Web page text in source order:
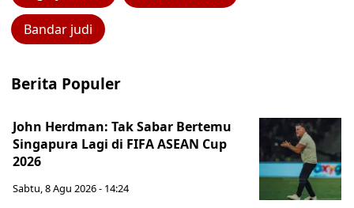
Bandar judi
Berita Populer
John Herdman: Tak Sabar Bertemu
Singapura Lagi di FIFA ASEAN Cup
2026
Sabtu, 8 Agu 2026 - 14:24